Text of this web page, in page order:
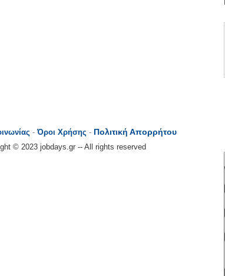
-Όροι Χρήσης - Πολιτική Απορρήτου
© 2023 jobdays.gr -- All rights reserved